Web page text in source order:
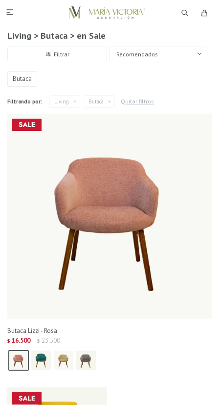

Living > Butaca > en Sale
Recomendados
Butaca
Filtrando por: Living Butaca Quitar filtros
Butaca Lizzi - Rosa
$ 16.500 $ 23.500